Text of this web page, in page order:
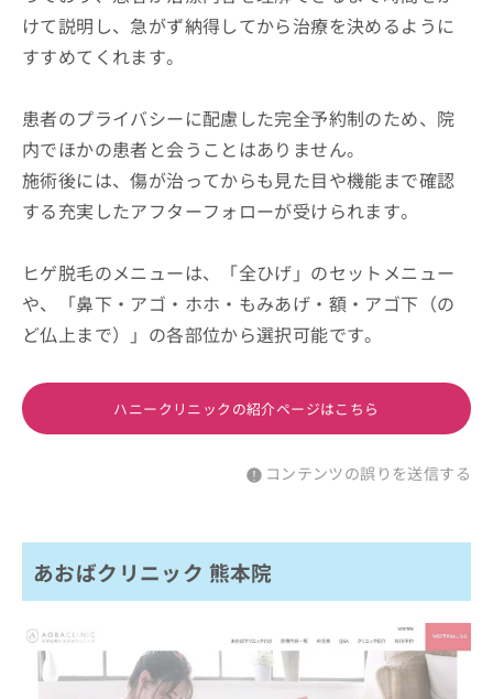
けて説明し、急がず納得してから治療を決めるように
すすめてくれます。
患者のプライバシーに配慮した完全予約制のため、院
内でほかの患者と会うことはありません。
施術後には、傷が治ってからも見た目や機能まで確認
する充実したアフターフォローが受けられます。
ヒゲ脱毛のメニューは、「全ひげ」のセットメニュー
や、「鼻下・アゴ・ホホ・もみあげ・額・アゴ下（の
ど仏上まで）」の各部位から選択可能です。
ハニークリニックの紹介ページはこちら
コンテンツの誤りを送信する
あおばクリニック 熊本院